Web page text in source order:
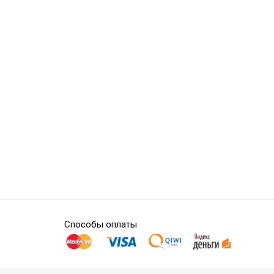
Способы оплаты